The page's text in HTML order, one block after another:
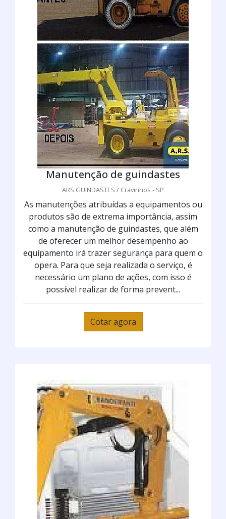
Manutenção de guindastes
ARS GUINDASTES / Cravinhos - SP
As manutenções atribuídas a equipamentos ou
produtos são de extrema importância, assim
como a manutenção de guindastes, que além
de oferecer um melhor desempenho ao
equipamento irá trazer segurança para quem o
opera. Para que seja realizada o serviço, é
necessário um plano de ações, com isso é
possível realizar de forma prevent...
Cotar agora